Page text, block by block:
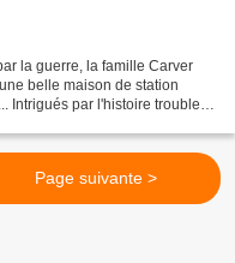
la guerre, la famille Carver
belle maison de station
Intrigués par l'histoire trouble
Page suivante >